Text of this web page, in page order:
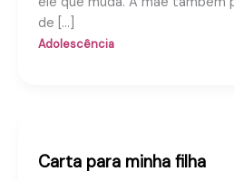
de […]
Adolescência
Carta para minha filha